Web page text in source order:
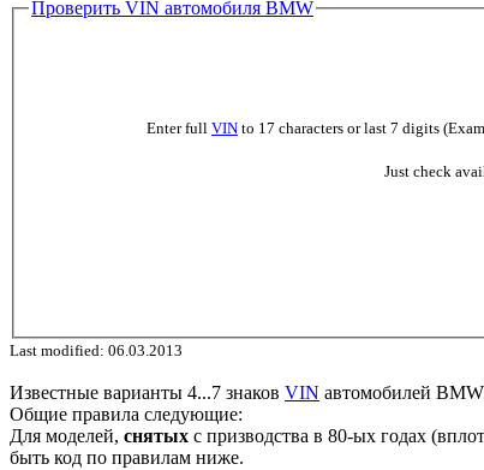
Проверить VIN автомобиля BMW
Enter full VIN to 17 characters or last 7 digits
Just check
Last modified: 06.03.2013
Известные варианты 4...7 знаков VIN автомобилей
Общие правила следующие:
Для моделей, снятых с призводства в 80-ых годах
быть код по правилам ниже.